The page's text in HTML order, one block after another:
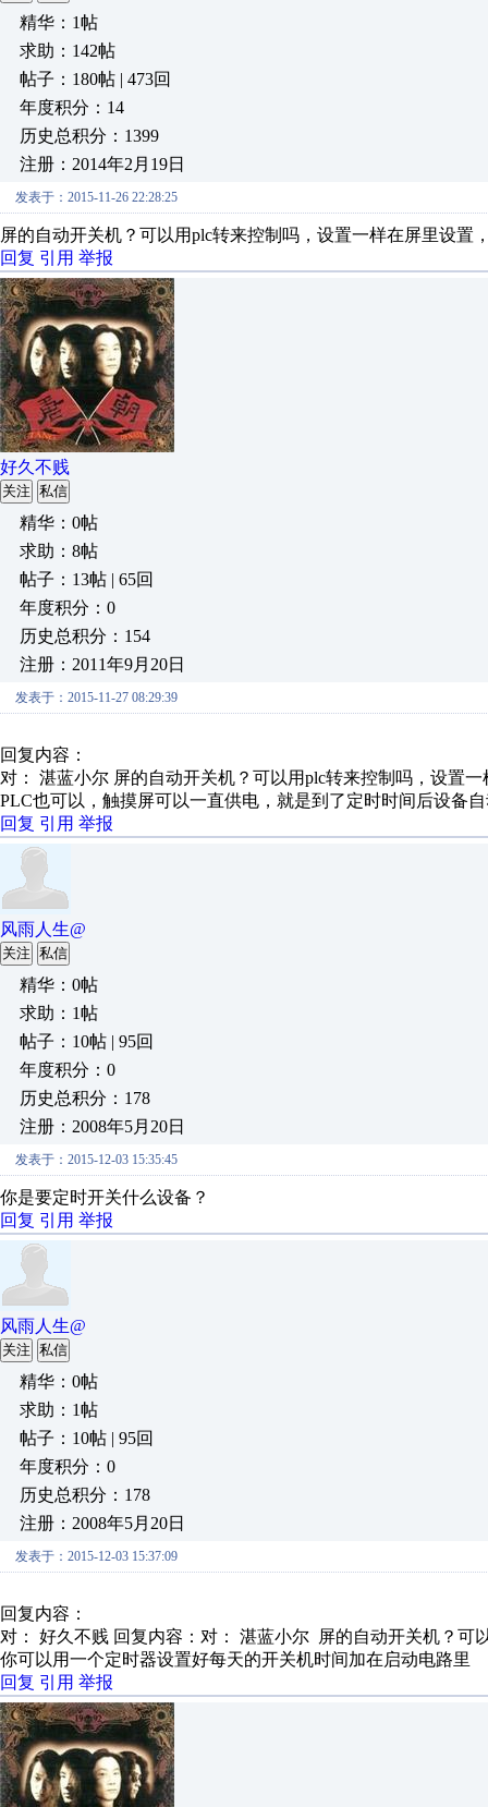
精华：1帖
求助：142帖
帖子：180帖 | 473回
年度积分：14
历史总积分：1399
注册：2014年2月19日
发表于：2015-11-26 22:28:25
屏的自动开关机？可以用plc转来控制吗，设置一样在屏里设置
回复 引用 举报
好久不贱
关注 私信
精华：0帖
求助：8帖
帖子：13帖 | 65回
年度积分：0
历史总积分：154
注册：2011年9月20日
发表于：2015-11-27 08:29:39
回复内容：
对： 湛蓝小尔 屏的自动开关机？可以用plc转来控制吗，设置
PLC也可以，触摸屏可以一直供电，就是到了定时时间后设备
回复 引用 举报
风雨人生@
关注 私信
精华：0帖
求助：1帖
帖子：10帖 | 95回
年度积分：0
历史总积分：178
注册：2008年5月20日
发表于：2015-12-03 15:35:45
你是要定时开关什么设备？
回复 引用 举报
风雨人生@
关注 私信
精华：0帖
求助：1帖
帖子：10帖 | 95回
年度积分：0
历史总积分：178
注册：2008年5月20日
发表于：2015-12-03 15:37:09
回复内容：
对： 好久不贱 回复内容：对： 湛蓝小尔 屏的自动开关机？可
你可以用一个定时器设置好每天的开关机时间加在启动电路里
回复 引用 举报